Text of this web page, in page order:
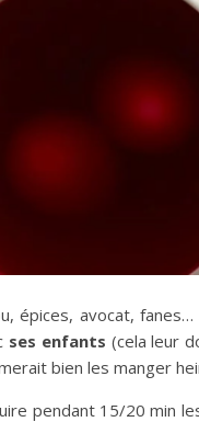
épices, avocat,
ses enfants (cela leur
bien les manger
pendant 15/20 min